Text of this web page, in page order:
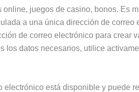
juegos de casino, bonos. Es
a una única dirección de correo
de correo electrónico para crear
los datos necesarios, utilice
está disponible y puede